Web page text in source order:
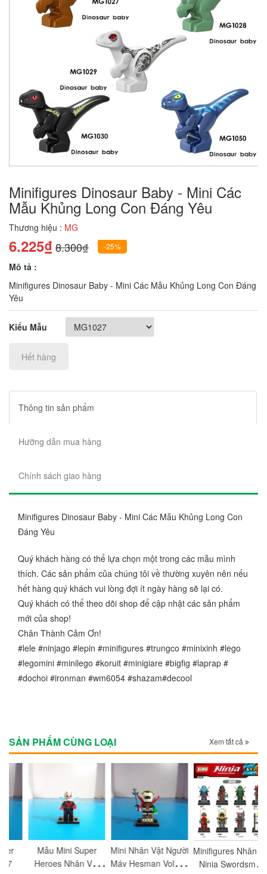
Minifigures Dinosaur Baby - Mini Các
Mẫu Khủng Long Con Đáng Yêu
Thương hiệu : MG
6.225₫8.300₫ -25%
Mô tả :
Minifigures Dinosaur Baby - Mini Các Mẫu Khủng Long Con Đáng
Yêu
Kiểu Mẫu
Hết hàng
Thông tin sản phẩm
Hưỡng dẫn mua hàng
Chính sách giao hàng
Minifigures Dinosaur Baby - Mini Các Mẫu Khủng Long Con
Đáng Yêu
Quý khách hàng có thể lựa chọn một trong các mẫu mình
thích. Các sản phẩm của chúng tôi về thường xuyên nên nếu
hết hàng quý khách vui lòng đợi ít ngày hàng sẽ lại có.
Quý khách có thể theo dõi shop để cập nhật các sản phẩm
mới của shop!
Chân Thành Cảm Ơn!
#lele #ninjago #lepin #minifigures #trungco #minixinh #lego
#legomini #minilego #koruit #minigiare #bigfig #laprap #
#dochoi #ironman #wm6054 #shazam#decool
SẢN PHẨM CÙNG LOẠI Xem tất cả
Mẫu Mini Super
Heroes Nhân Vật
Mini Nhân Vật Người
Máy Hesman Voltron
Minifigures Nhân Vật
Ninja Swordsman